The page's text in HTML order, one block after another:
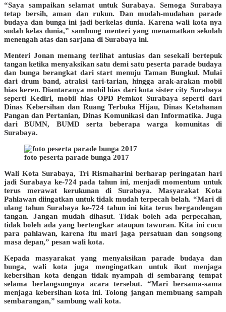
“Saya sampaikan selamat untuk Surabaya. Semoga Surabaya
tetap bersih, aman dan rukun. Dan mudah-mudahan parade
budaya dan bunga ini jadi berkelas dunia. Karena wali kota nya
sudah kelas dunia,” sambung menteri yang menamatkan sekolah
menengah atas dan sarjana di Surabaya ini.
Menteri Jonan memang terlihat antusias dan sesekali bertepuk
tangan ketika menyaksikan satu demi satu peserta parade budaya
dan bunga berangkat dari start menuju Taman Bungkul. Mulai
dari drum band, atraksi tari-tarian, hingga arak-arakan mobil
hias keren. Diantaranya mobil hias dari kota sister city Surabaya
seperti Kediri, mobil hias OPD Pemkot Surabaya seperti dari
Dinas Kebersihan dan Ruang Terbuka Hijau, Dinas Ketahanan
Pangan dan Pertanian, Dinas Komunikasi dan Informatika. Juga
dari BUMN, BUMD serta beberapa warga komunitas di
Surabaya.
foto peserta parade bunga 2017
Wali Kota Surabaya, Tri Rismaharini berharap peringatan hari
jadi Surabaya ke-724 pada tahun ini, menjadi momentum untuk
terus merawat kerukunan di Surabaya. Masyarakat Kota
Pahlawan diingatkan untuk tidak mudah terpecah belah. “Mari di
ulang tahun Surabaya ke-724 tahun ini kita terus bergandengan
tangan. Jangan mudah dihasut. Tidak boleh ada perpecahan,
tidak boleh ada yang bertengkar ataupun tawuran. Kita ini cucu
para pahlawan, karena itu mari jaga persatuan dan songsong
masa depan,” pesan wali kota.
Kepada masyarakat yang menyaksikan parade budaya dan
bunga, wali kota juga mengingatkan untuk ikut menjaga
kebersihan kota dengan tidak nyampah di sembarang tempat
selama berlangsungnya acara tersebut. “Mari bersama-sama
menjaga kebersihan kota ini. Tolong jangan membuang sampah
sembarangan,” sambung wali kota.